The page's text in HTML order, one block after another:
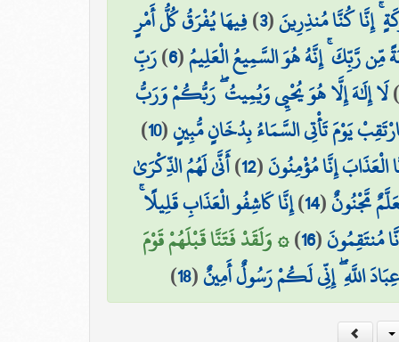
إِنَّا كُنَّا مُنذِرِينَ(
3
)فِيهَا يُفْرَقُ كُلُّ أَمْرٍ
مِّن رَّبِّكَ ۚ إِنَّهُ هُوَ السَّمِيعُ الْعَلِيمُ(
6
)رَبِّ
)لَا إِلَٰهَ إِلَّا هُوَ يُحْيِي وَيُمِيتُ ۖ رَبُّكُمْ وَرَبُّ
يَوْمَ تَأْتِي السَّمَاءُ بِدُخَانٍ مُّبِينٍ(
10
)
إِنَّا مُؤْمِنُونَ(
12
)أَنَّىٰ لَهُمُ الذِّكْرَىٰ
مَّجْنُونٌ(
14
)إِنَّا كَاشِفُو الْعَذَابِ قَلِيلًا ۚ
مُنتَقِمُونَ(
16
)۞ وَلَقَدْ فَتَنَّا قَبْلَهُمْ قَوْمَ
اللَّهِ ۖ إِنِّي لَكُمْ رَسُولٌ أَمِينٌ(
18
)